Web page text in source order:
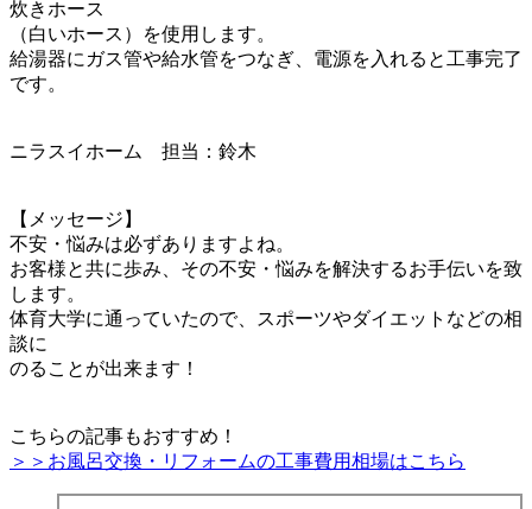
炊きホース
（白いホース）を使用します。
給湯器にガス管や給水管をつなぎ、電源を入れると 工事完了
です。
ニラスイホーム 担当：鈴木
【メッセージ】
不安・悩みは必ずありますよね。
お客様と共に歩み、その不安・悩みを解決するお手伝いを致
します。
体育大学に通っていたので、スポーツやダイエットなどの相
談に
のることが出来ます！
こちらの記事もおすすめ！
＞＞お風呂交換・リフォームの工事費用相場はこちら